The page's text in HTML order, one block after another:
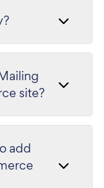
site?
add